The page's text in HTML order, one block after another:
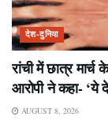
देश-दुनिया
रांची में छात्र मार्च
आरोपी ने कहा- ‘ये
AUGUST 8, 2026